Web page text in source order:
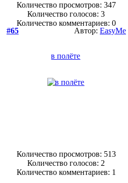
Количество просмотров: 347
Количество голосов:3
Количество комментариев: 0
#65
Автор: EasyMe
в полёте
Количество просмотров: 513
Количество голосов: 2
Количество комментариев: 1